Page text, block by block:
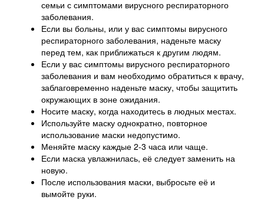
семьи с симптомами вирусного респираторного
заболевания.
Если вы больны, или у вас симптомы вирусного
респираторного заболевания, наденьте маску
перед тем, как приближаться к другим людям.
Если у вас симптомы вирусного респираторного
заболевания и вам необходимо обратиться к врачу,
заблаговременно наденьте маску, чтобы защитить
окружающих в зоне ожидания.
Носите маску, когда находитесь в людных местах.
Используйте маску однократно, повторное
использование маски недопустимо.
Меняйте маску каждые 2-3 часа или чаще.
Если маска увлажнилась, её следует заменить на
новую.
После использования маски, выбросьте её и
вымойте руки.